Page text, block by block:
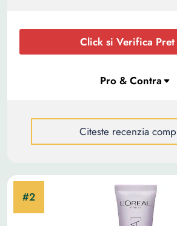
Click si Verifica Pret
Citeste recenzia